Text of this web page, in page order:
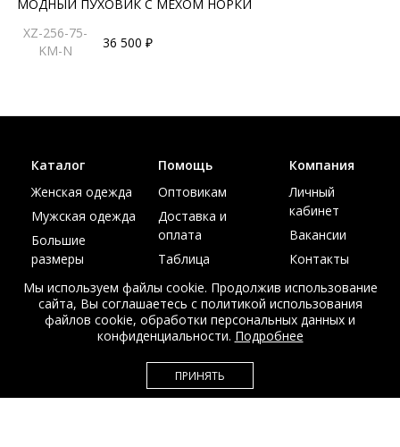
МОДНЫЙ ПУХОВИК С МЕХОМ НОРКИ
XZ-256-75-
KM-N
36 500 ₽
© Интернет магазин верхней одежды из меха и кожи
EDEM-ROOM 2011-2026
Каталог
Женская одежда
Мужская одежда
Большие
размеры
Акции
Помощь
Оптовикам
Доставка и
оплата
Таблица
Компания
Личный
кабинет
Вакансии
Контакты
Мы используем файлы cookie. Продолжив использование
сайта, Вы соглашаетесь с политикой использования
файлов cookie, обработки персональных данных и
конфиденциальности. Подробнее
ПРИНЯТЬ